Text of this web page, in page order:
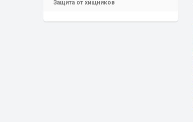
Защита от хищников